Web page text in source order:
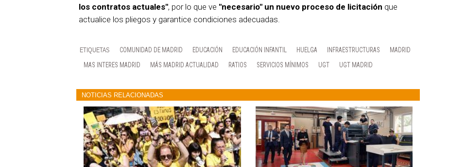
los contratos actuales", por lo que ve "necesario" un nuevo proceso de licitación que
actualice los pliegos y garantice condiciones adecuadas.
COMUNIDAD DE MADRID EDUCACIÓN EDUCACIÓN INFANTIL HUELGA INFRAESTRUCTURAS
MADRID
MAS INTERES MADRID
MÁS MADRID ACTUALIDAD RATIOS SERVICIOS MÍNIMOS UGT UGT MADRID
NOTICIAS RELACIONADAS